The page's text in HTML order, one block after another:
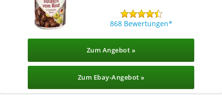
868 Bewertungen
Zum Angebot »
Zum Ebay-Angebot »